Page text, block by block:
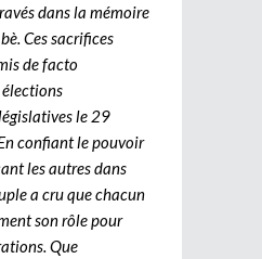
dans la mémoire
Ces sacrifices
de facto
élections
le 29
confiant le pouvoir
les autres dans
a cru que chacun
son rôle pour
Que